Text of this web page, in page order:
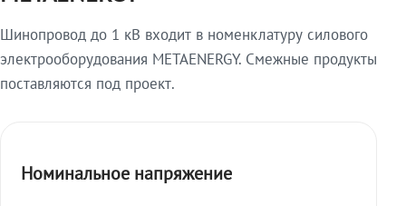
Шинопровод до 1 кВ входит в номенклатуру силового
электрооборудования METAENERGY. Смежные продукты
поставляются под проект.
Номинальное напряжение